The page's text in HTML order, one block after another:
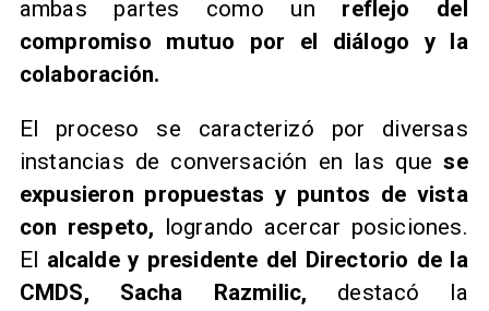
ambas partes como un reflejo del
compromiso mutuo por el diálogo y la
colaboración.
El proceso se caracterizó por diversas
instancias de conversación en las quese
expusieron propuestas y puntos de vista
con respeto, logrando acercar posiciones.
El alcalde y presidente del Directorio de la
CMDS, Sacha Razmilic, destacó la